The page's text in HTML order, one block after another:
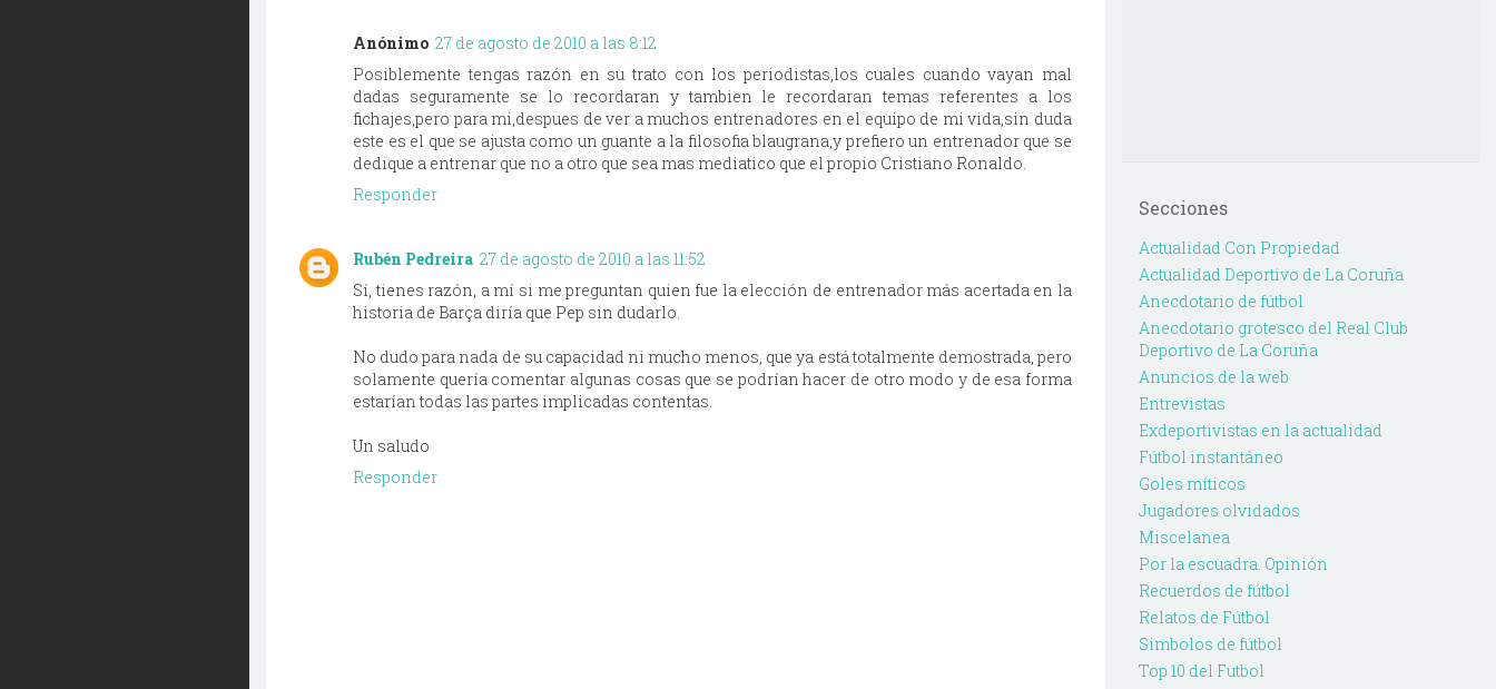
Anónimo 27 de agosto de 2010 a las 8:12
Posiblemente tengas razón en su trato con los periodistas,los cuales cuando vayan mal
dadas seguramente se lo recordaran y tambien le recordaran temas referentes a los
fichajes,pero para mi,despues de ver a muchos entrenadores en el equipo de mi vida,sin duda
este es el que se ajusta como un guante a la filosofia blaugrana,y prefiero un entrenador que se
dedique a entrenar que no a otro que sea mas mediatico que el propio Cristiano Ronaldo.
Responder
Rubén Pedreira 27 de agosto de 2010 a las 11:52
Sí, tienes razón, a mí si me preguntan quien fue la elección de entrenador más acertada en la
historia de Barça diría que Pep sin dudarlo.
No dudo para nada de su capacidad ni mucho menos, que ya está totalmente demostrada, pero
solamente quería comentar algunas cosas que se podrían hacer de otro modo y de esa forma
estarían todas las partes implicadas contentas.
Un saludo
Responder
Secciones
Actualidad Con Propiedad
Actualidad Deportivo de La Coruña
Anecdotario de fútbol
Anecdotario grotesco del Real Club
Deportivo de La Coruña
Anuncios de la web
Entrevistas
Exdeportivistas en la actualidad
Fútbol instantáneo
Goles míticos
Jugadores olvidados
Miscelanea
Por la escuadra. Opinión
Recuerdos de fútbol
Relatos de Fútbol
Simbolos de fútbol
Top 10 del Futbol